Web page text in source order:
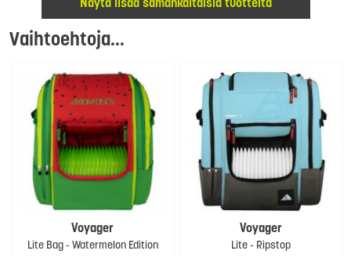
Näytä lisää samankaltaisia tuotteita
Vaihtoehtoja...
Voyager
Lite Bag - Watermelon Edition
Voyager
Lite - Ripstop